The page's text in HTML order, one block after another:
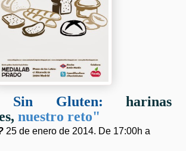
Sin Gluten:
harinas
nuestro reto"
25 de enero de 2014. De 17:00h a